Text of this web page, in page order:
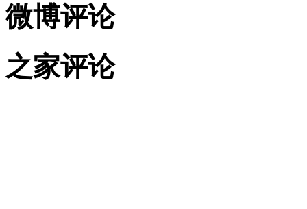
微博评论
之家评论